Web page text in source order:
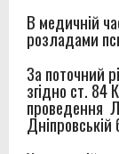
В медичній
розладами
За поточний
згідно ст. 84
проведення